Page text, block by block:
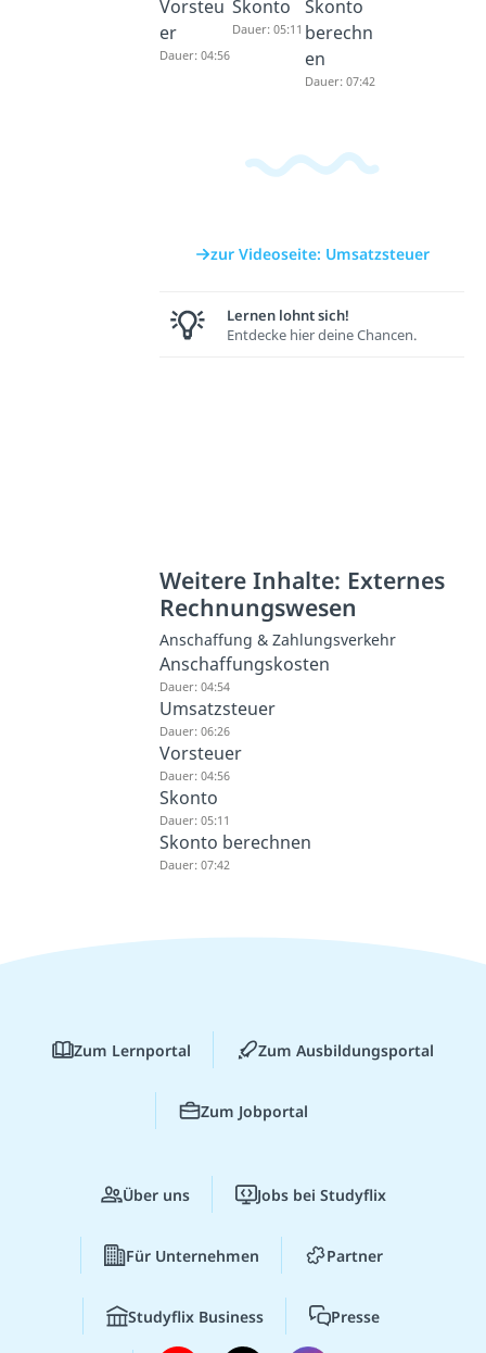
Vorsteu
er
Dauer: 04:56
Skonto
Dauer: 05:11
Skonto
berechn
en
Dauer: 07:42
zur Videoseite: Umsatzsteuer
Lernen lohnt sich!
Entdecke hier deine Chancen.
Weitere Inhalte: Externes
Rechnungswesen
Anschaffung & Zahlungsverkehr
Anschaffungskosten
Dauer: 04:54
Umsatzsteuer
Dauer: 06:26
Vorsteuer
Dauer: 04:56
Skonto
Dauer: 05:11
Skonto berechnen
Dauer: 07:42
Zum Lernportal Zum Ausbildungsportal
Zum Jobportal
Über uns Jobs bei Studyflix
Für Unternehmen Partner
Studyflix Business Presse